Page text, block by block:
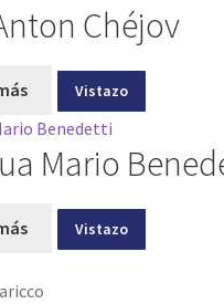
Chéjov
Vistazo
Mario
Vistazo